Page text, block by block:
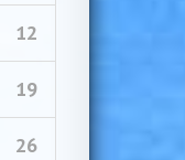
12
19
26